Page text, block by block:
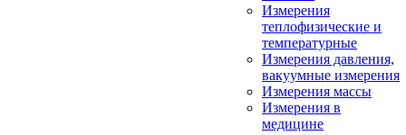
Измерения
теплофизические и
температурные
Измерения давления,
вакуумные измерения
Измерения массы
Измерения в
медицине